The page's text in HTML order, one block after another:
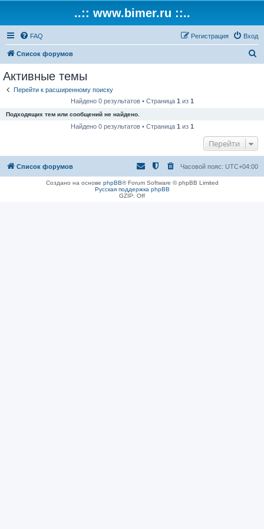
..:: www.bimer.ru ::..
FAQ Вход
Регистрация
Список форумов
Активные темы
Перейти к расширенному поиску
Найдено 0 результатов • Страница 1 из 1
Подходящих тем или сообщений не найдено.
Найдено 0 результатов • Страница 1 из 1
Перейти
Список форумов Часовой пояс: UTC+04:00
Создано на основе phpBB® Forum Software © phpBB Limited
Русская поддержка phpBB
GZIP: Off